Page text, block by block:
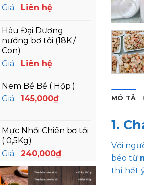
Giá:
Liên hệ
Hàu Đại Dương
nướng bơ tỏi (18K /
Con)
Giá:
Liên hệ
Nem Bề Bề ( Hộp )
Giá:
145,000₫
Mực Nhồi Chiên bơ tỏi
( 0,5Kg)
Giá: 240,000₫
MÔ TẢ
1.
Với
béo từ
thì hết